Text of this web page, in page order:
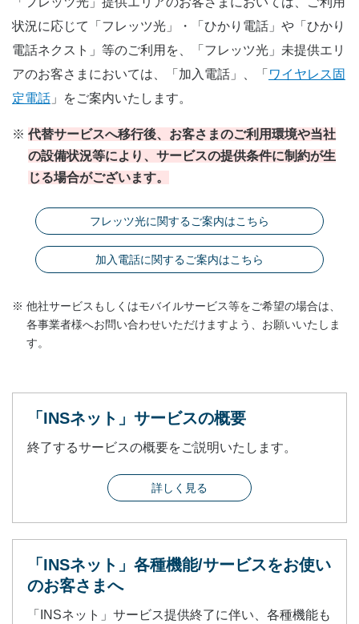
状況に応じて「フレッツ光」・「ひかり電話」や「ひかり
電話ネクスト」等のご利用を、「フレッツ光」未提供エリ
アのお客さまにおいては、「加入電話」、「 ワイヤレス固
定電話 」をご案内いたします。
※ 代替サービスへ移行後、お客さまのご利用環境や当社
の設備状況等により、サービスの提供条件に制約が生
じる場合がございます。
フレッツ光に関するご案内はこちら
加入電話に関するご案内はこちら
※ 他社サービスもしくはモバイルサービス等をご希望の場合は、
各事業者様へお問い合わせいただけますよう、お願いいたしま
す。
「INSネット」サービスの概要
終了するサービスの概要をご説明いたします。
詳しく見る
「INSネット」各種機能/サービスをお使い
のお客さまへ
「INSネット」サービス提供終了に伴い、各種機能も